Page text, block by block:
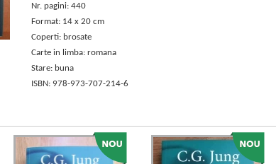
Nr. pagini: 440
Format: 14 x 20 cm
Coperti: brosate
Carte in limba: romana
Stare: buna
ISBN: 978-973-707-214-6